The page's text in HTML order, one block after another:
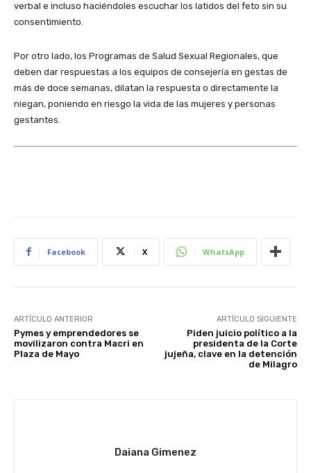
verbal e incluso haciéndoles escuchar los latidos del feto sin su
consentimiento.
Por otro lado, los Programas de Salud Sexual Regionales, que
deben dar respuestas a los equipos de consejería en gestas de
más de doce semanas, dilatan la respuesta o directamente la
niegan, poniendo en riesgo la vida de las mujeres y personas
gestantes.
Facebook X WhatsApp
ARTÍCULO ANTERIOR
Pymes y emprendedores se
movilizaron contra Macri en
Plaza de Mayo
ARTÍCULO SIGUIENTE
Piden juicio político a la
presidenta de la Corte
jujeña, clave en la detención
de Milagro
Daiana Gimenez